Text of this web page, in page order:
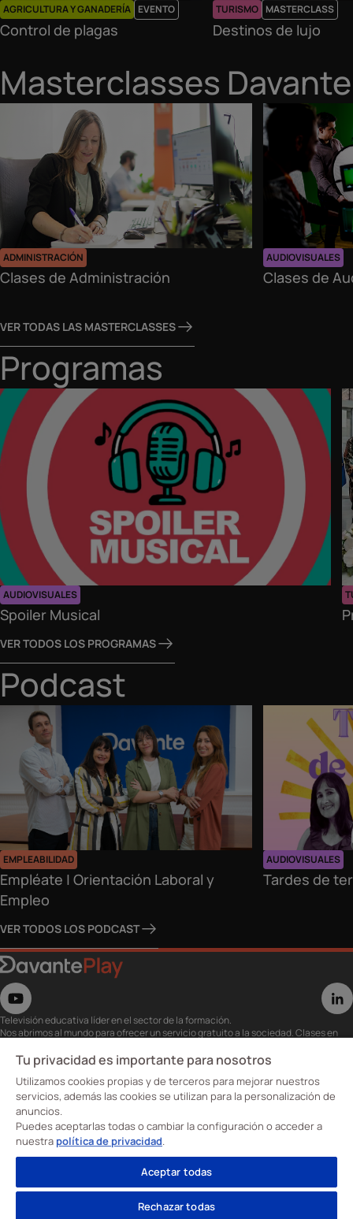
AGRICULTURA Y GANADERÍA EVENTO
Control de plagas
TURISMO MASTERCLASS
Destinos de lujo
Masterclasses Davante
ADMINISTRACIÓN
Clases de Administración
AUDIOVISUALES
Clases de
VER TODAS LAS MASTERCLASSES
Programas
AUDIOVISUALES
Spoiler Musical
VER TODOS LOS PROGRAMAS
Podcast
EMPLEABILIDAD
Empléate | Orientación Laboral y
Empleo
AUDIOVISUALES
Tardes de
VER TODOS LOS PODCAST
Televisión educativa líder en el sector de la formación.
Nos abrimos al mundo para ofrecer un servicio gratuito a la sociedad. Clases en
eventos, masterclass y recursos para estudiantes…
Utiliza esta plataforma para tu formación ya seas opositor o estés formándote
para conseguir o mejorar tu empleo.
Te invitamos a conocer nuestro contenido a la carta para ver cuándo y dónde
quieras.
Davante Play. #FormaciónEnAbierto
Oposiciones
Formación profesional
Tu privacidad es importante para nosotros
Utilizamos cookies propias y de terceros para mejorar nuestros
servicios, además las cookies se utilizan para la personalización de
anuncios.
Puedes aceptarlas todas o cambiar la configuración o acceder a
nuestra política de privacidad.
Aceptar todas
Rechazar todas